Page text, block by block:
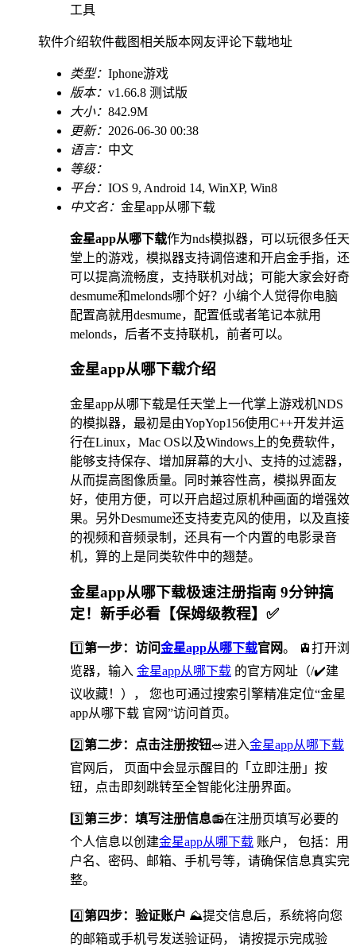
工具
软件介绍软件截图相关版本网友评论下载地址
类型： Iphone游戏
版本： v1.66.8 测试版
大小： 842.9M
更新： 2026-06-30 00:38
语言： 中文
等级：
平台： IOS 9, Android 14, WinXP, Win8
中文名： 金星app从哪下载
金星app从哪下载作为nds模拟器，可以玩很多任天
堂上的游戏，模拟器支持调倍速和开启金手指，还
可以提高流畅度，支持联机对战；可能大家会好奇
desmume和melonds哪个好？小编个人觉得你电脑
配置高就用desmume，配置低或者笔记本就用
melonds，后者不支持联机，前者可以。
金星app从哪下载介绍
金星app从哪下载是任天堂上一代掌上游戏机NDS
的模拟器，最初是由YopYop156使用C++开发并运
行在Linux，Mac OS以及Windows上的免费软件，
能够支持保存、增加屏幕的大小、支持的过滤器，
从而提高图像质量。同时兼容性高，模拟界面友
好，使用方便，可以开启超过原机种画面的增强效
果。另外Desmume还支持麦克风的使用，以及直接
的视频和音频录制，还具有一个内置的电影录音
机，算的上是同类软件中的翘楚。
金星app从哪下载极速注册指南 9分钟搞
定！新手必看【保姆级教程】✅
1️⃣第一步：访问金星app从哪下载官网。 🚊打开浏
览器，输入 金星app从哪下载 的官方网址（/✔️建
议收藏！）， 您也可通过搜索引擎精准定位“金星
app从哪下载 官网”访问首页。
2️⃣第二步：点击注册按钮🥗进入金星app从哪下载
官网后， 页面中会显示醒目的「立即注册」按
钮，点击即刻跳转至全智能化注册界面。
3️⃣第三步：填写注册信息📻在注册页填写必要的
个人信息以创建金星app从哪下载 账户， 包括：用
户名、密码、邮箱、手机号等，请确保信息真实完
整。
4️⃣第四步：验证账户 ⛰提交信息后，系统将向您
的邮箱或手机号发送验证码， 请按提示完成验